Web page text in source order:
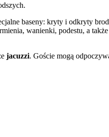
baseny: kryty i odkryty
wanienki, podestu, a także
jacuzzi. Goście mogą
Dla osób preferujących